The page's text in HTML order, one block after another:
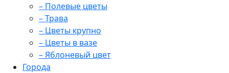
– Полевые цветы
– Трава
– Цветы крупно
– Цветы в вазе
– Яблоневый цвет
Города